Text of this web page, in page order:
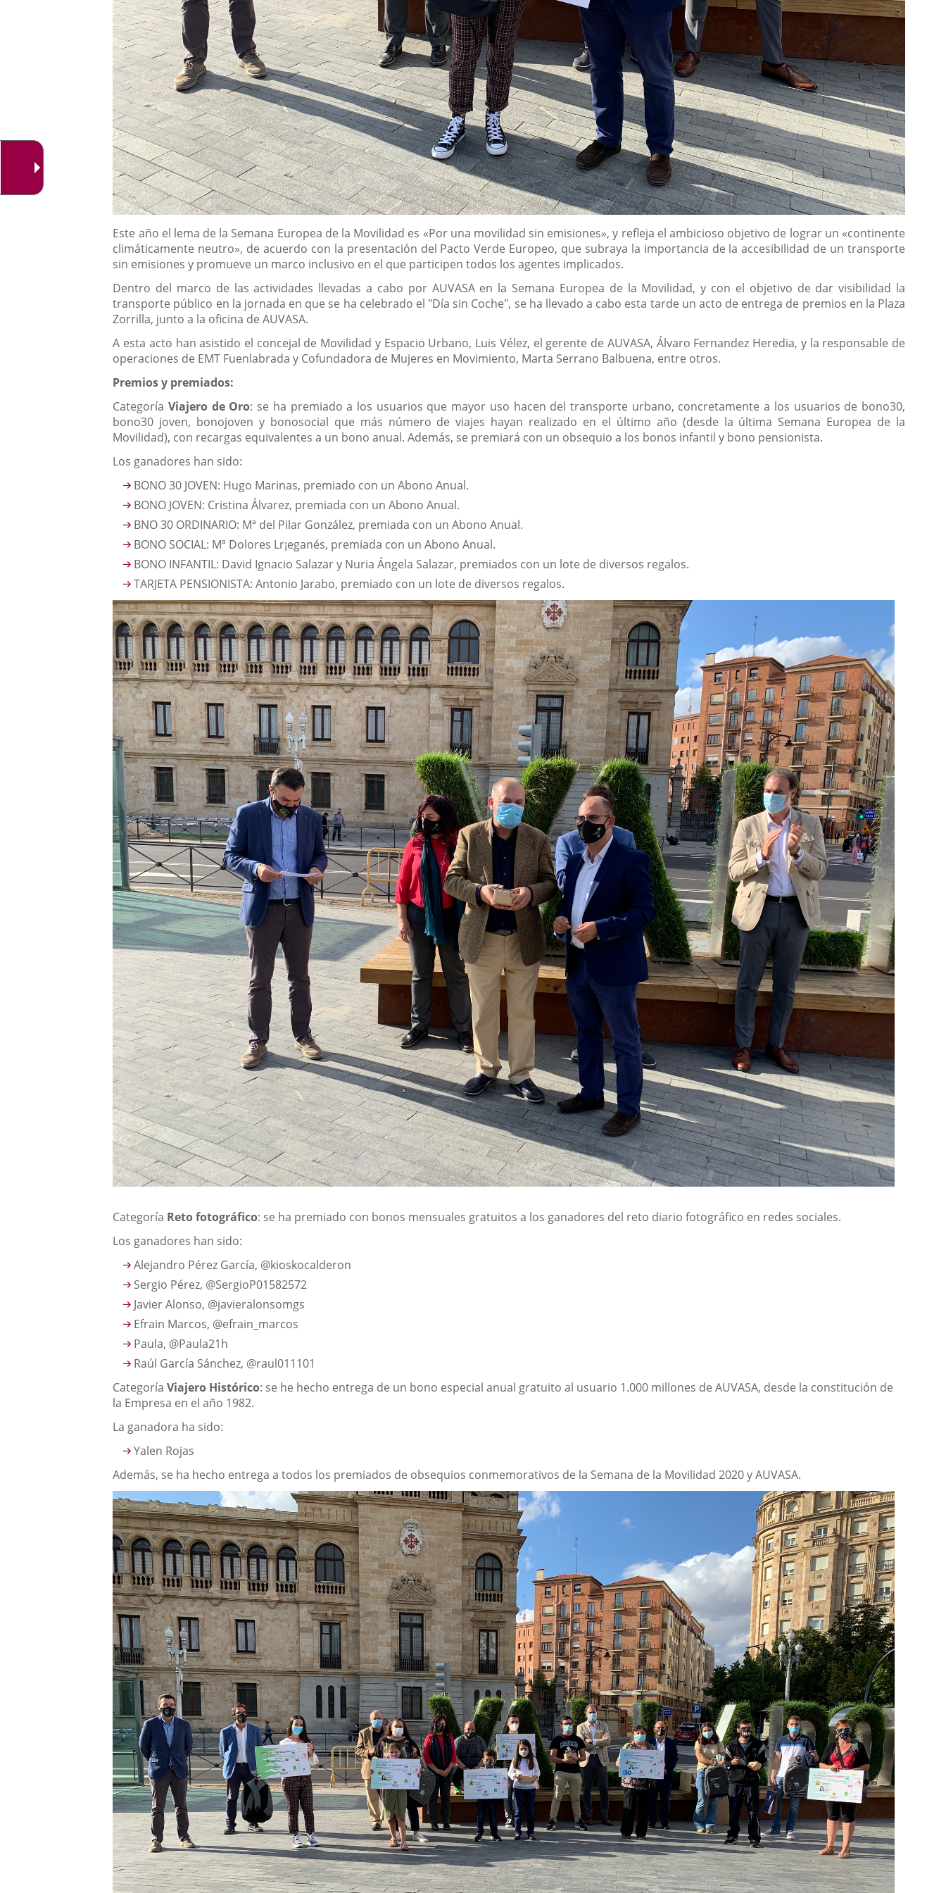
Descripción
Este año el lema de la Semana Europea de la Movilidad es «Por una movilidad sin emisiones», y refleja el ambicioso objetivo de lograr un «continente
climáticamente neutro», de acuerdo con la presentación del Pacto Verde Europeo, que subraya la importancia de la accesibilidad de un transporte
sin emisiones y promueve un marco inclusivo en el que participen todos los agentes implicados.
Dentro del marco de las actividades llevadas a cabo por AUVASA en la Semana Europea de la Movilidad, y con el objetivo de dar visibilidad la
transporte público en la jornada en que se ha celebrado el "Día sin Coche", se ha llevado a cabo esta tarde un acto de entrega de premios en la Plaza
Zorrilla, junto a la oficina de AUVASA.
A esta acto han asistido el concejal de Movilidad y Espacio Urbano, Luis Vélez, el gerente de AUVASA, Álvaro Fernandez Heredia, y la responsable de
operaciones de EMT Fuenlabrada y Cofundadora de Mujeres en Movimiento, Marta Serrano Balbuena, entre otros.
Premios y premiados:
Categoría Viajero de Oro: se ha premiado a los usuarios que mayor uso hacen del transporte urbano, concretamente a los usuarios de bono30,
bono30 joven, bonojoven y bonosocial que más número de viajes hayan realizado en el último año (desde la última Semana Europea de la
Movilidad), con recargas equivalentes a un bono anual. Además, se premiará con un obsequio a los bonos infantil y bono pensionista.
Los ganadores han sido:
BONO 30 JOVEN: Hugo Marinas, premiado con un Abono Anual.
BONO JOVEN: Cristina Álvarez, premiada con un Abono Anual.
BNO 30 ORDINARIO: Mª del Pilar González, premiada con un Abono Anual.
BONO SOCIAL: Mª Dolores Lr¡eganés, premiada con un Abono Anual.
BONO INFANTIL: David Ignacio Salazar y Nuria Ángela Salazar, premiados con un lote de diversos regalos.
TARJETA PENSIONISTA: Antonio Jarabo, premiado con un lote de diversos regalos.
Categoría Reto fotográfico: se ha premiado con bonos mensuales gratuitos a los ganadores del reto diario fotográfico en redes sociales.
Los ganadores han sido:
Alejandro Pérez García, @kioskocalderon
Sergio Pérez, @SergioP01582572
Javier Alonso, @javieralonsomgs
Efrain Marcos, @efrain_marcos
Paula, @Paula21h
Raúl García Sánchez, @raul011101
Categoría Viajero Histórico: se he hecho entrega de un bono especial anual gratuito al usuario 1.000 millones de AUVASA, desde la constitución de
la Empresa en el año 1982.
La ganadora ha sido:
Yalen Rojas
Además, se ha hecho entrega a todos los premiados de obsequios conmemorativos de la Semana de la Movilidad 2020 y AUVASA.